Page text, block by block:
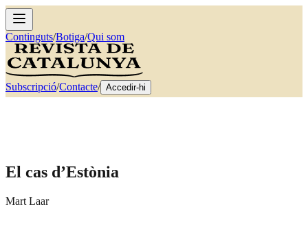
Continguts/Botiga/Qui som
Subscripció/Contacte/ Accedir-hi
El cas d’Estònia
Mart Laar